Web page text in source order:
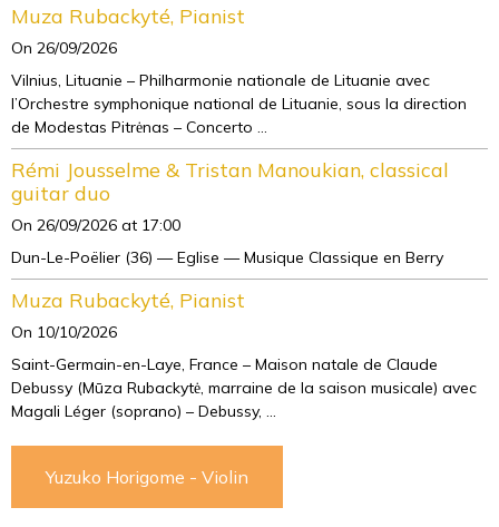
Muza Rubackyté, Pianist
On 26/09/2026
Vilnius, Lituanie – Philharmonie nationale de Lituanie avec
l’Orchestre symphonique national de Lituanie, sous la direction
de Modestas Pitrėnas – Concerto ...
Rémi Jousselme & Tristan Manoukian, classical
guitar duo
On 26/09/2026 at 17:00
Dun-Le-Poëlier (36) — Eglise — Musique Classique en Berry
Muza Rubackyté, Pianist
On 10/10/2026
Saint-Germain-en-Laye, France – Maison natale de Claude
Debussy (Mūza Rubackytė, marraine de la saison musicale) avec
Magali Léger (soprano) – Debussy, ...
Yuzuko Horigome - Violin